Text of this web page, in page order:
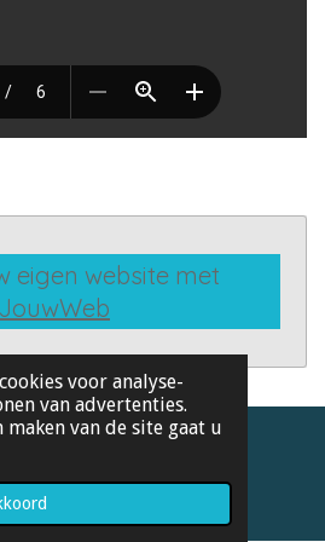
voor analyse-
van advertenties.
van de site gaat u
eigen website met
JouwWeb